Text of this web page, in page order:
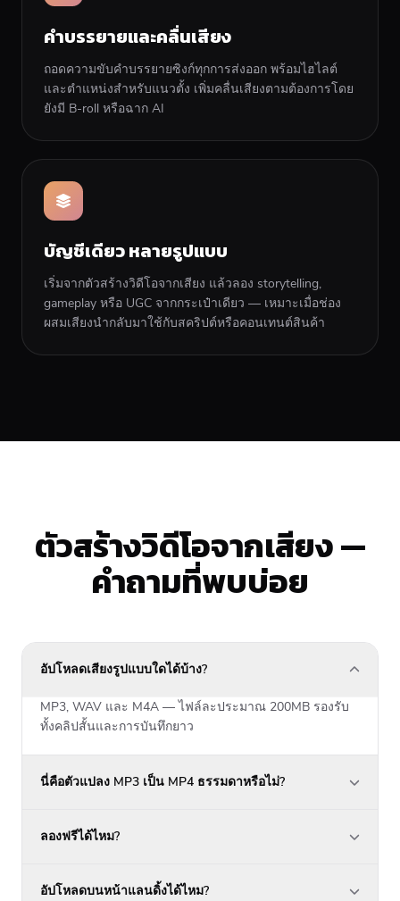
คำบรรยายและคลื่นเสียง
ถอดความขับคำบรรยายซิงก์ทุกการส่งออก พร้อมไฮไลต์
และตำแหน่งสำหรับแนวตั้ง เพิ่มคลื่นเสียงตามต้องการโดย
ยังมี B-roll หรือฉาก AI
บัญชีเดียว หลายรูปแบบ
เริ่มจากตัวสร้างวิดีโอจากเสียง แล้วลอง storytelling,
gameplay หรือ UGC จากกระเป๋าเดียว — เหมาะเมื่อช่อง
ผสมเสียงนำกลับมาใช้กับสคริปต์หรือคอนเทนต์สินค้า
ตัวสร้างวิดีโอจากเสียง —
คำถามที่พบบ่อย
อัปโหลดเสียงรูปแบบใดได้บ้าง?
MP3, WAV และ M4A — ไฟล์ละประมาณ 200MB รองรับ
ทั้งคลิปสั้นและการบันทึกยาว
นี่คือตัวแปลง MP3 เป็น MP4 ธรรมดาหรือไม่?
ลองฟรีได้ไหม?
อัปโหลดบนหน้าแลนดิ้งได้ไหม?